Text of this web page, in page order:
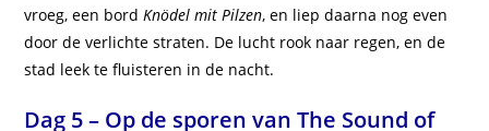
vroeg, een bordKnödel mit Pilzen, en liep daarna nog even
door de verlichte straten. De lucht rook naar regen, en de
stad leek te fluisteren in de nacht.
Dag 5 – Op de sporen van The Sound of